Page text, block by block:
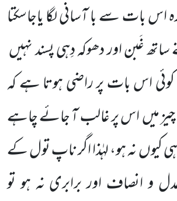
اس بات سے با آسانی لگا یاجاسکتا
غَبن اور دھوکہ دِہی پسند نہیں
اس بات پر راضی ہوتا ہے کہ
میںاس پر غالب آ جائے چاہے
کیوںنہ ہو، لہٰذا اگر ناپ تول کے
و انصاف اور برابری نہ ہو تو